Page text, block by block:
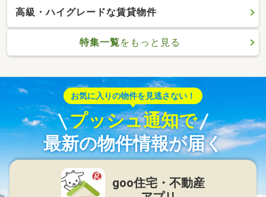
高級・ハイグレードな賃貸物件
特集一覧をもっと見る
お気に入りの物件を見逃さない！
プッシュ通知で
最新の物件情報が届く
goo住宅・不動産